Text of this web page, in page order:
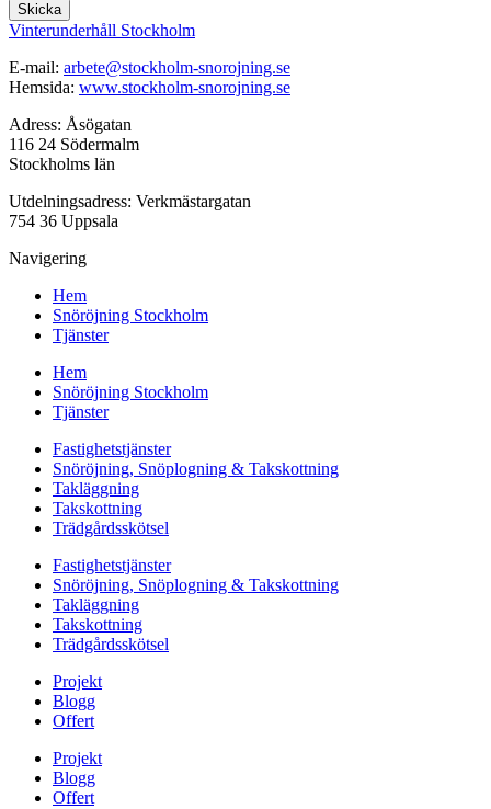
Skicka
Vinterunderhåll Stockholm
E-mail: arbete@stockholm-snorojning.se
Hemsida: www.stockholm-snorojning.se
Adress: Åsögatan
116 24 Södermalm
Stockholms län
Utdelningsadress: Verkmästargatan
754 36 Uppsala
Navigering
Hem
Snöröjning Stockholm
Tjänster
Hem
Snöröjning Stockholm
Tjänster
Fastighetstjänster
Snöröjning, Snöplogning & Takskottning
Takläggning
Takskottning
Trädgårdsskötsel
Fastighetstjänster
Snöröjning, Snöplogning & Takskottning
Takläggning
Takskottning
Trädgårdsskötsel
Projekt
Blogg
Offert
Projekt
Blogg
Offert